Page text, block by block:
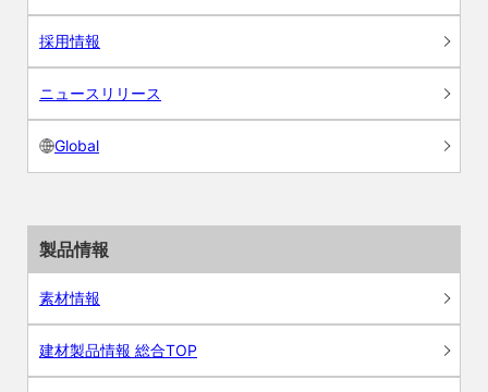
採用情報
ニュースリリース
Global
製品情報
素材情報
建材製品情報 総合TOP